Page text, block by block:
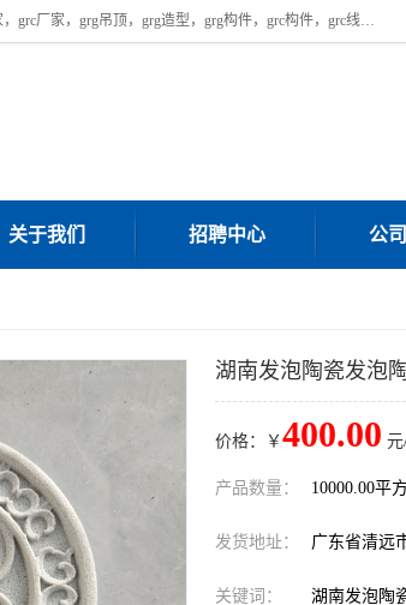
广东饰纪上品建材科技有限公司，主营广东grg厂家,广东grc厂家，grg材料，grc材料，grg厂家，grc厂家，grg吊顶，grg造型，grg构件，grc构件，grc线条，grc构件厂家,，grg材料生产厂家，grg材料定制，uhpc，uhpc厂家，uhpc外墙挂板，uhpc镂空幕墙板，厂房位于广东清远，如果您对我公司的产品服务感兴趣，请联系我们。
关于我们 招聘中心 公
湖南发泡陶瓷发泡
价格：￥ 400.00
产品数量： 10000.00平
发货地址： 广东省清远
关键词： 湖南发泡陶